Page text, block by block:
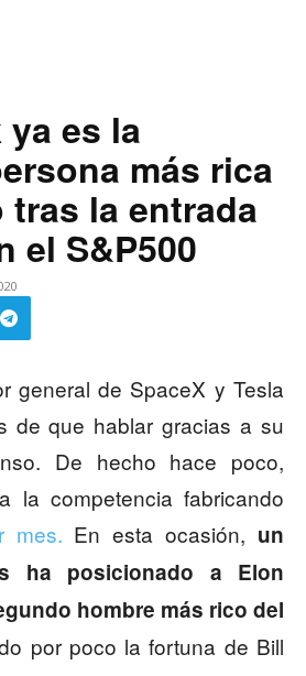
es la
más rica
la entrada
el S&P500
general de SpaceX y Tesla
de que hablar gracias a su
De hecho hace poco,
la competencia fabricando
mes. En esta ocasión, un
ha posicionado a Elon
hombre más rico del
por poco la fortuna de Bill